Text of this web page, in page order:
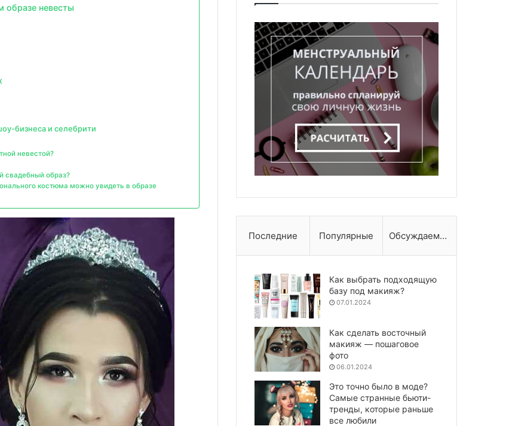
образе невесты
бизнеса и селебрити
невестой?
свадебный образ?
костюма можно увидеть в образе
Последние Популярные Обсуждаемые
Как выбрать подходящую
базу под макияж?
07.01.2024
Как сделать восточный
макияж — пошаговое
фото
06.01.2024
Это точно было в моде?
Самые странные бьюти-
тренды, которые раньше
все любили